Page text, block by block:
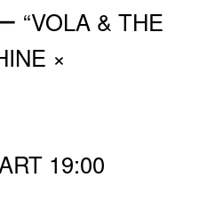
“VOLA & THE
×
19:00